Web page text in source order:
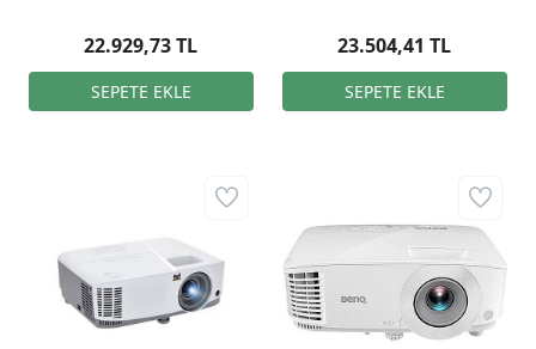
22.929,73 TL
Projeksiyon
23.504,41 TL